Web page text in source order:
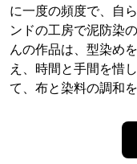
に一度の頻度で、自
ンドの工房で泥防染
んの作品は、型染め
え、時間と手間を惜
て、布と染料の調和